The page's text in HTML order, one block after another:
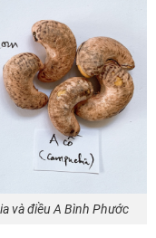
A Bình Phước